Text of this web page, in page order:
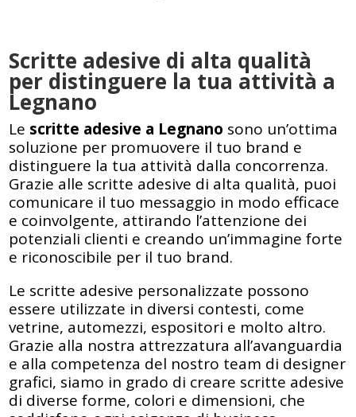
Scritte adesive di alta qualità
per distinguere la tua attività a
Legnano
Le scritte adesive a Legnano sono un’ottima
soluzione per promuovere il tuo brand e
distinguere la tua attività dalla concorrenza.
Grazie alle scritte adesive di alta qualità, puoi
comunicare il tuo messaggio in modo efficace
e coinvolgente, attirando l’attenzione dei
potenziali clienti e creando un’immagine forte
e riconoscibile per il tuo brand.
Le scritte adesive personalizzate possono
essere utilizzate in diversi contesti, come
vetrine, automezzi, espositori e molto altro.
Grazie alla nostra attrezzatura all’avanguardia
e alla competenza del nostro team di designer
grafici, siamo in grado di creare scritte adesive
di diverse forme, colori e dimensioni, che